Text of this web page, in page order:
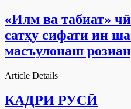
«Илм ва табиат»
сатҳу сифати ин
масъулонаш
Article Details
КАДРИ РУСӢ